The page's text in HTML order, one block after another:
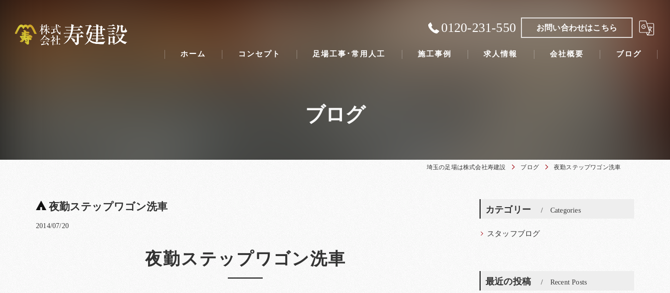
0120-231-550 お問い合わせはこちら
ホーム コンセプト 足場工事･常用人工 施工事例 求人情報 会社概要 ブログ
ブログ
埼玉の足場は株式会社寿建設 ブログ 夜勤ステップワゴン洗車
夜勤ステップワゴン洗車
2014/07/20
夜勤ステップワゴン洗車
カテゴリー Categories
スタッフブログ
最近の投稿 Recent Posts